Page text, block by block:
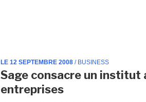
LE 12 SEPTEMBRE 2008 / BUSINESS
Sage consacre un institut
entreprises